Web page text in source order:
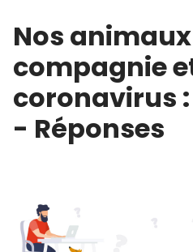
Nos
compagnie
coronavirus
- Réponses